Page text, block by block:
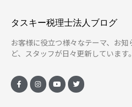
タスキー税理士法人ブログ
お客様に役立つ様々なテーマ、お知
ど、スタッフが日々更新しています。